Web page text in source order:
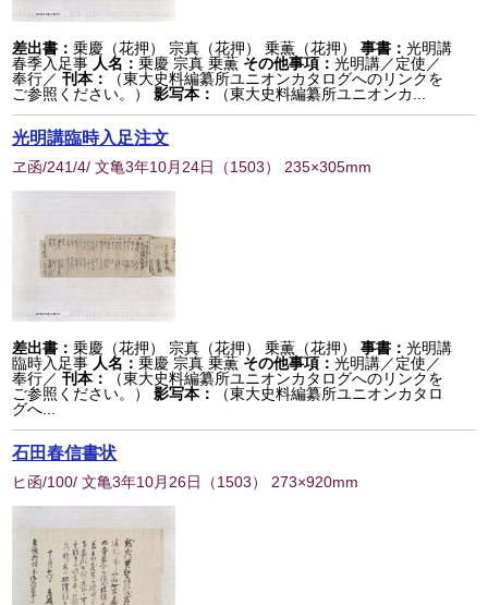
差出書：乗慶（花押） 宗真（花押） 乗薫（花押） 事書：光明講
春季入足事 人名：乗慶 宗真 乗薫 その他事項：光明講／定使／
奉行／刊本：
（東大史料編纂所ユニオンカタログへのリンクを
ご参照ください。）
影写本： （東大史料編纂所ユニオンカ...
光明講臨時入足注文
ヱ函/241/4/ 文亀3年10月24日 （1503） 235×305mm
差出書：乗慶（花押） 宗真（花押） 乗薫（花押） 事書：光明講
臨時入足事 人名：乗慶 宗真 乗薫 その他事項：光明講／定使／
奉行／刊本：
（東大史料編纂所ユニオンカタログへのリンクを
ご参照ください。）
影写本：
（東大史料編纂所ユニオンカタロ
グへ...
石田春信書状
ヒ函/100/ 文亀3年10月26日 （1503） 273×920mm